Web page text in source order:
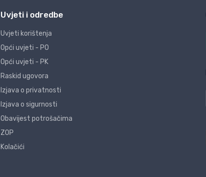
Uvjeti i odredbe
Uvjeti korištenja
Opći uvjeti - PO
Opći uvjeti - PK
Raskid ugovora
Izjava o privatnosti
Izjava o sigurnosti
Obavijest potrošačima
ZOP
Kolačići